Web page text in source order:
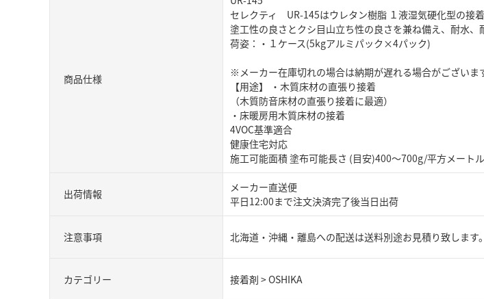
商品仕様
セレクティ UR-145はウレタン樹脂 １液湿気硬化型の接着
塗工性の良さとクシ目山立ち性の良さを兼ね備え、耐水、
荷姿：・１ケース(5kgアルミパック×4パック)
※メーカー在庫切れの場合は納期が遅れる場合がございま
【用途】 ・木質床材の直張り接着
（木質防音床材の直張り接着に最適）
・床暖房用木質床材の接着
4VOC基準適合
健康住宅対応
施工可能面積 塗布可能長さ (目安)400～700g/平方メートル
出荷情報
メーカー直送便
平日12:00まで注文決済完了後当日出荷
注意事項 北海道・沖縄・離島への配送は送料別途お見積り致します。
カテゴリー 接着剤 >OSHIKA